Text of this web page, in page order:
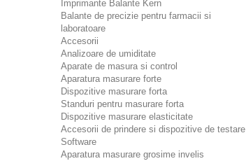
Imprimante Balante Kern
Balante de precizie pentru farmacii si
laboratoare
Accesorii
Analizoare de umiditate
Aparate de masura si control
Aparatura masurare forte
Dispozitive masurare forta
Standuri pentru masurare forta
Dispozitive masurare elasticitate
Accesorii de prindere si dispozitive de testare
Software
Aparatura masurare grosime invelis